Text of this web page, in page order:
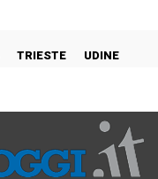
TRIESTE UDINE